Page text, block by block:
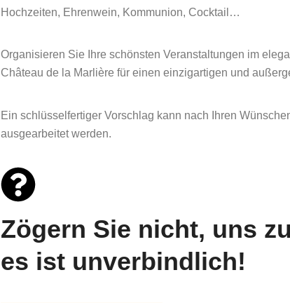
Hochzeiten, Ehrenwein, Kommunion, Cocktail…
Organisieren Sie Ihre schönsten Veranstaltungen im
Château de la Marlière für einen einzigartigen und
Ein schlüsselfertiger Vorschlag kann nach Ihren
ausgearbeitet werden.
Zögern Sie nicht, uns
es ist unverbindlich!